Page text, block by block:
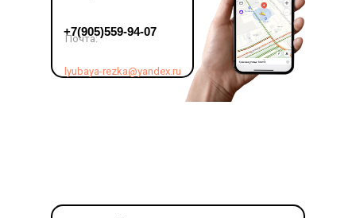
+7(905)559-94-07
Почта:
lyubaya-rezka@yandex.ru